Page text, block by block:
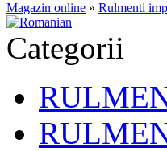
Magazin online » Rulmenti
Categorii